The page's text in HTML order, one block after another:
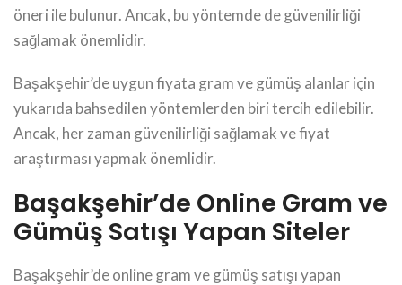
öneri ile bulunur. Ancak, bu yöntemde de güvenilirliği
sağlamak önemlidir.
Başakşehir’de uygun fiyata gram ve gümüş alanlar için
yukarıda bahsedilen yöntemlerden biri tercih edilebilir.
Ancak, her zaman güvenilirliği sağlamak ve fiyat
araştırması yapmak önemlidir.
Başakşehir’de Online Gram ve
Gümüş Satışı Yapan Siteler
Başakşehir’de online gram ve gümüş satışı yapan